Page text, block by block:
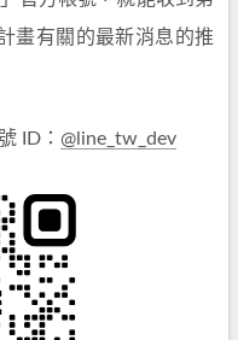
畫有關的最新消息的推
ID： @line_tw_dev